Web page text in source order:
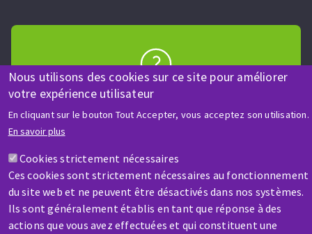
Nous utilisons des cookies sur ce site pour améliorer
votre expérience utilisateur
En cliquant sur le bouton Tout Accepter, vous acceptez son utilisation.
En savoir plus
Cookies strictement nécessaires
Ces cookies sont strictement nécessaires au fonctionnement
du site web et ne peuvent être désactivés dans nos systèmes.
Ils sont généralement établis en tant que réponse à des
actions que vous avez effectuées et qui constituent une
AIDE & CONTACT
Une question ? Un renseignement ?
Contactez-nous